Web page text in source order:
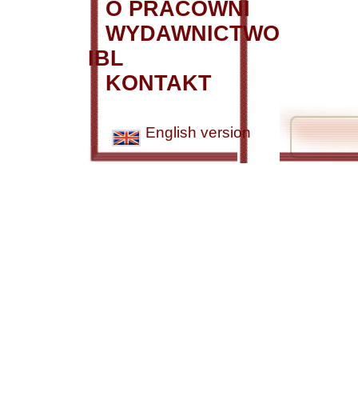
O PRACOWNI
WYDAWNICTWO
IBL
KONTAKT
English version